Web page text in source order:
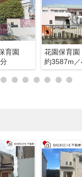
育園
花園保育園
約3587m